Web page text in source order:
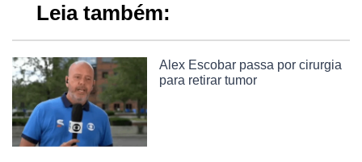
Leia também:
Alex Escobar passa por cirurgia
para retirar tumor